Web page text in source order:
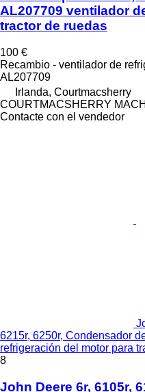
AL207709 ventilador
tractor de ruedas
100 €
Recambio - ventilador de
AL207709
Irlanda, Courtmacsherry
COURTMACSHERRY
Contacte con el vendedor
6215r, 6250r, Condensador
refrigeración del motor para
8
John Deere 6r, 6105r,